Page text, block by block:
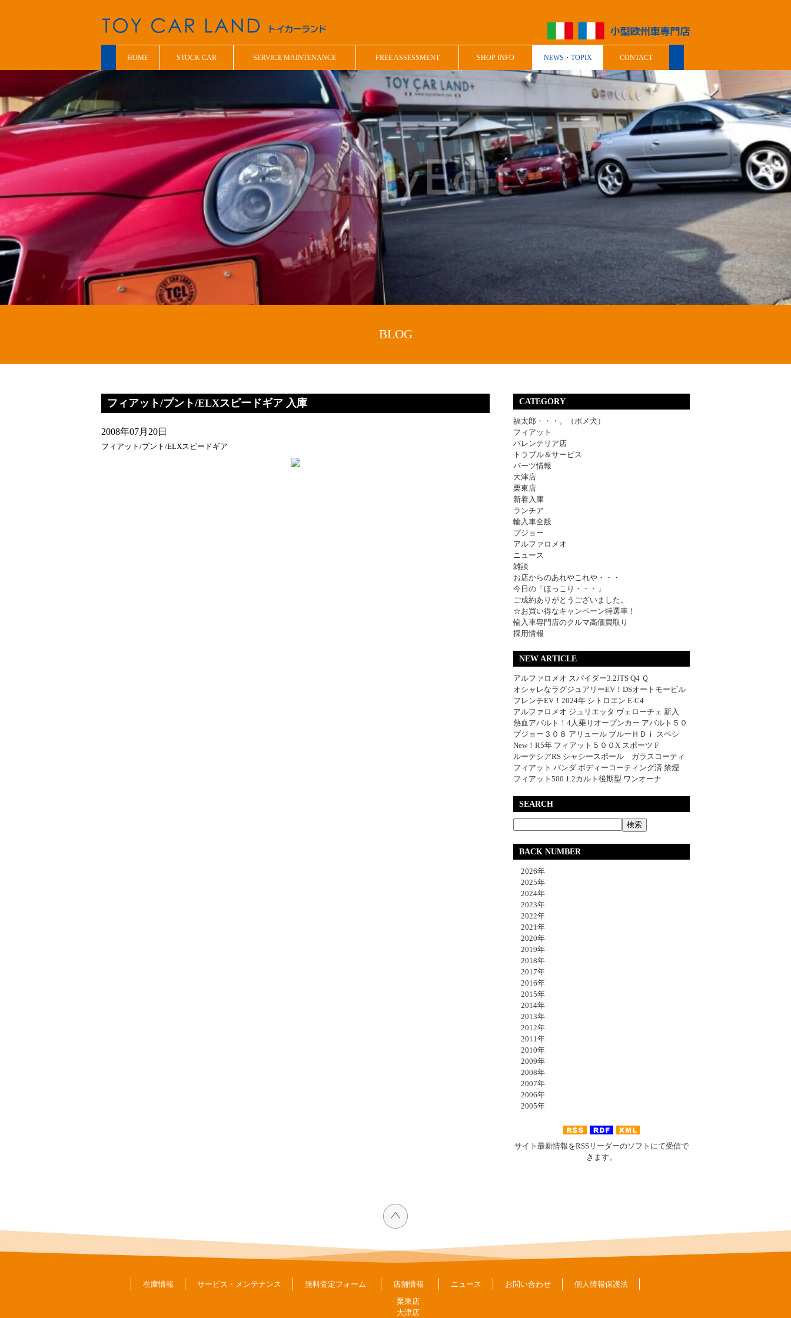
HOME STOCK CAR SERVICE MAINTENANCE FREE ASSESSMENT SHOP INFO NEWS・TOPIX CONTACT
BLOG
フィアット/プント/ELXスピードギア 入庫
2008年07月20日
フィアット/プント/ELXスピードギア
CATEGORY
福太郎・・・。（ポメ犬）
フィアット
バレンテリア店
トラブル＆サービス
パーツ情報
大津店
栗東店
新着入庫
ランチア
輸入車全般
プジョー
アルファロメオ
ニュース
雑談
お店からのあれやこれや・・・
今日の「ほっこり・・・」
ご成約ありがとうございました。
☆お買い得なキャンペーン特選車！
輸入車専門店のクルマ高価買取り
採用情報
NEW ARTICLE
アルファロメオ スパイダー3.2JTS Q4 Ｑ
オシャレなラグジュアリーEV！DSオートモービル
フレンチEV！2024年 シトロエン E-C4
アルファロメオ ジュリエッタ ヴェローチェ 新入
熱血アバルト！4人乗りオープンカー アバルト５０
プジョー３０８ アリュール ブルーＨＤｉ スペシ
New！R5年 フィアット５００X スポーツ F
ルーテシアRS シャシースポール ガラスコーティ
フィアット パンダ ボディーコーティング済 禁煙
フィアット500 1.2カルト後期型 ワンオーナ
SEARCH
BACK NUMBER
2026年
2025年
2024年
2023年
2022年
2021年
2020年
2019年
2018年
2017年
2016年
2015年
2014年
2013年
2012年
2011年
2010年
2009年
2008年
2007年
2006年
2005年
サイト最新情報をRSSリーダーのソフトにて受信で
きます。
在庫情報 サービス・メンテナンス 無料査定フォーム
店舗情報
栗東店
大津店
ニュース お問い合わせ 個人情報保護法